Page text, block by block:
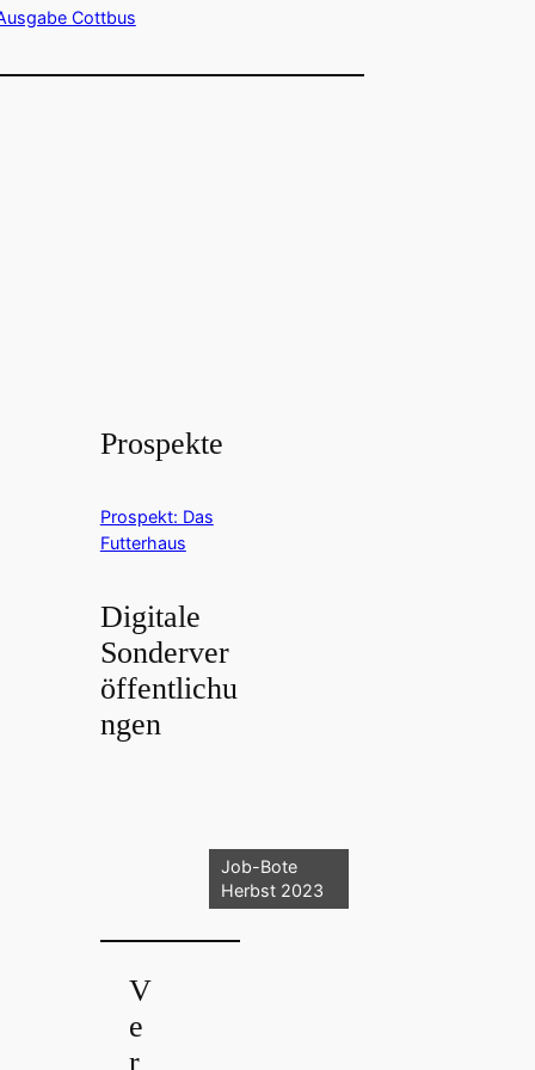
Cottbus
Prospekte
Prospekt: Das
Futterhaus
Digitale
Sonderver
öffentlichu
ngen
Job-Bote
Herbst 2023
V
e
r